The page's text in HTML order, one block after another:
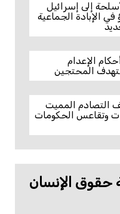
إلى إسرائيل
الإبادة الجماعية
الإعدام
المحتجين
التصادم المميت
وتقاعس الحكومات
حقوق الإنسان